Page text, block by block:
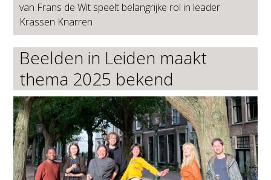
van Frans de Wit speelt belangrijke rol in leader
Krassen Knarren
Beelden in Leiden maakt
thema 2025 bekend